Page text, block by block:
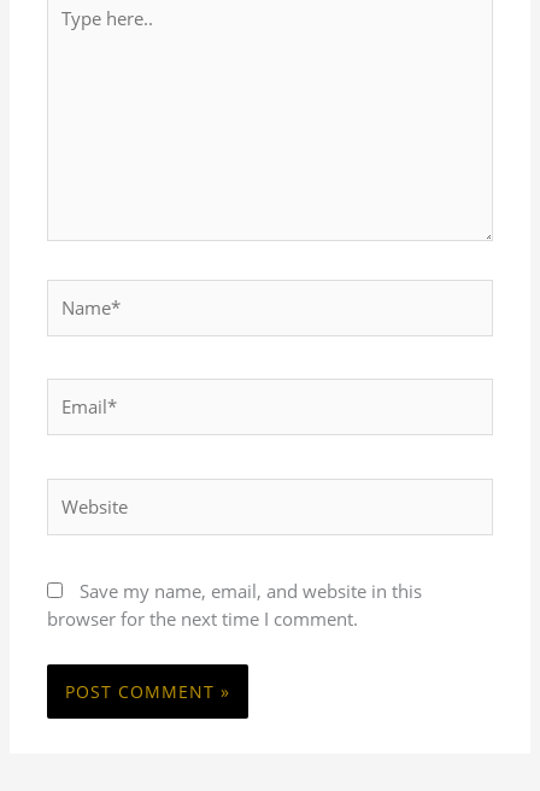
here..
Save my name, email, and website in this
browser for the next time I comment.